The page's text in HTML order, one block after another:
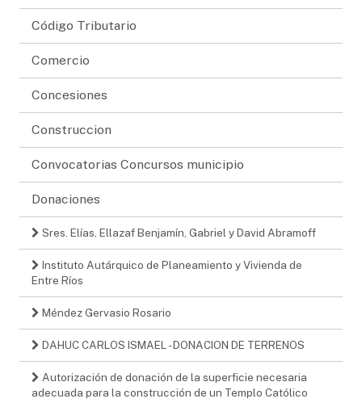
Código Tributario
Comercio
Concesiones
Construccion
Convocatorias Concursos municipio
Donaciones
Sres. Elías, Ellazaf Benjamín, Gabriel y David Abramoff
Instituto Autárquico de Planeamiento y Vivienda de
Entre Ríos
Méndez Gervasio Rosario
DAHUC CARLOS ISMAEL - DONACION DE TERRENOS
Autorización de donación de la superficie necesaria
adecuada para la construcción de un Templo Católico